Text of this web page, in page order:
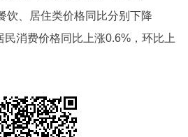
饮、居住类价格同比分别下降
消费价格同比上涨0.6%，环比上